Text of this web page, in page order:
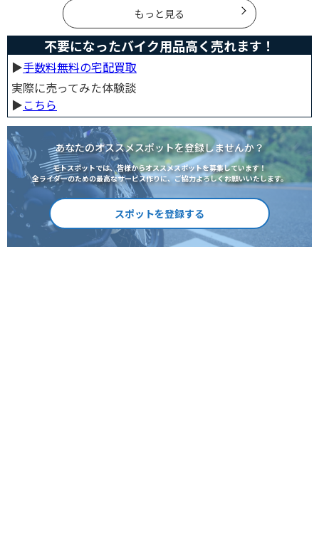
もっと見る
不要になったバイク用品高く売れます！
▶︎手数料無料の宅配買取
実際に売ってみた体験談
▶︎こちら
あなたのオススメスポットを登録しませんか？
モトスポットでは、皆様からオススメスポットを募集しています！
全ライダーのための最高なサービス作りに、ご協力よろしくお願いいたします。
スポットを登録する